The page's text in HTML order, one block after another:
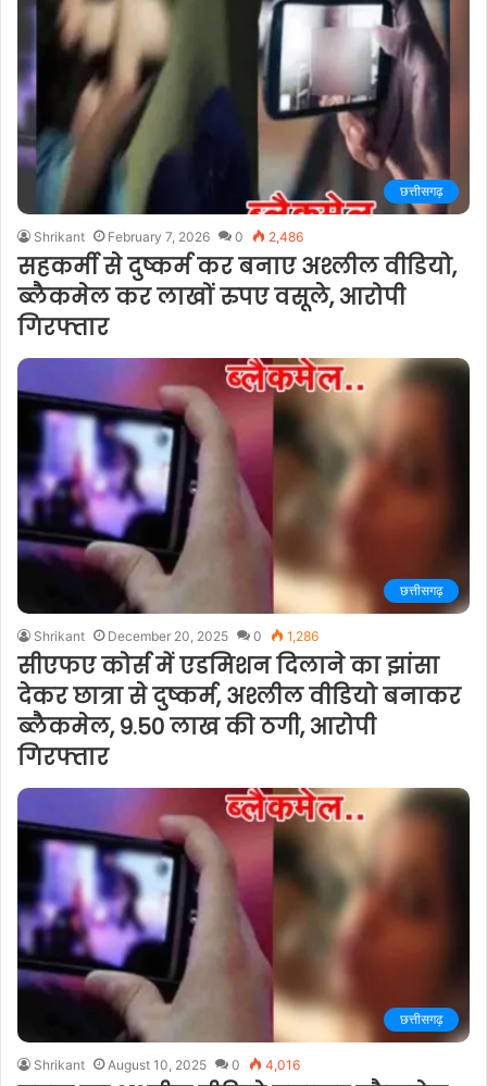
छत्तीसगढ़
Shrikant February 7, 2026 0 2,486
सहकर्मी से दुष्कर्म कर बनाए अश्लील वीडियो,
ब्लैकमेल कर लाखों रुपए वसूले, आरोपी
गिरफ्तार
छत्तीसगढ़
Shrikant December 20, 2025 0 1,286
सीएफए कोर्स में एडमिशन दिलाने का झांसा
देकर छात्रा से दुष्कर्म, अश्लील वीडियो बनाकर
ब्लैकमेल, 9.50 लाख की ठगी, आरोपी
गिरफ्तार
छत्तीसगढ़
Shrikant August 10, 2025 0 4,016